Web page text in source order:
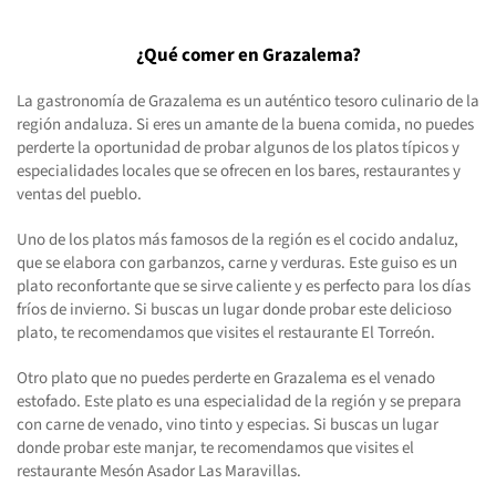
¿Qué comer en Grazalema?
La gastronomía de Grazalema es un auténtico tesoro culinario de la
región andaluza. Si eres un amante de la buena comida, no puedes
perderte la oportunidad de probar algunos de los platos típicos y
especialidades locales que se ofrecen en los bares, restaurantes y
ventas del pueblo.
Uno de los platos más famosos de la región es el cocido andaluz,
que se elabora con garbanzos, carne y verduras. Este guiso es un
plato reconfortante que se sirve caliente y es perfecto para los días
fríos de invierno. Si buscas un lugar donde probar este delicioso
plato, te recomendamos que visites el restaurante El Torreón.
Otro plato que no puedes perderte en Grazalema es el venado
estofado. Este plato es una especialidad de la región y se prepara
con carne de venado, vino tinto y especias. Si buscas un lugar
donde probar este manjar, te recomendamos que visites el
restaurante Mesón Asador Las Maravillas.